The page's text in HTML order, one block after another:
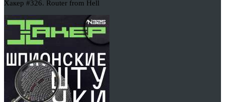
Хакер #326. Router from Hell